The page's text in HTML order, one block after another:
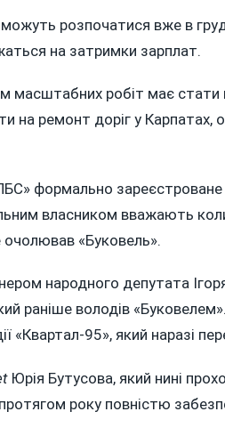
розпочатися вже в
на затримки зарплат.
масштабних робіт має
на ремонт доріг у Карпатах,
формально зареєстроване
власником вважають
«Буковель».
народного депутата
раніше володів «Буковелем».
«Квартал-95», який наразі
Юрія Бутусова, який нині
року повністю